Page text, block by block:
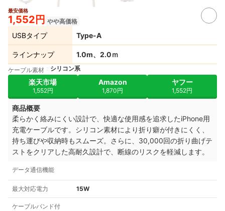
最安価格
1,552円 やや高価格
USBタイプ Type-A
ラインナップ 1.0m、2.0ｍ
ケーブル素材 シリコン系
楽天市場
1,552円
Amazon
1,870円
ヤフー
1,552円
商品概要
柔らかく絡みにくい設計で、快適な使用感を追求したiPhone用
充電ケーブルです。シリコン素材により折り癖が付きにくく、
持ち運びや収納時もスムーズ。さらに、30,000回の折り曲げテ
ストをクリアした高耐久設計で、断線のリスクを軽減します。
データ通信機能
最大対応電力 15W
ケーブルバンド付